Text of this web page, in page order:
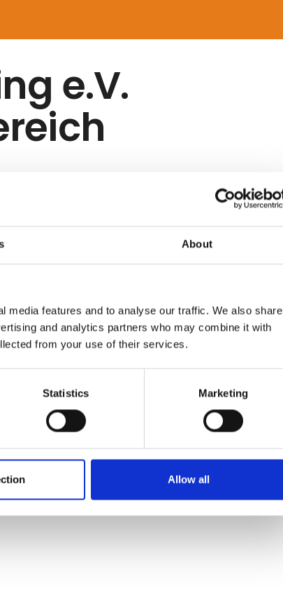
About
media features and to analyse our traffic. We also share
and analytics partners who may combine it with
from your use of their services.
Statistics Marketing
Allow all
e.V.
på deres profil.
på viden eller vurdering fra Ferie for Alle.